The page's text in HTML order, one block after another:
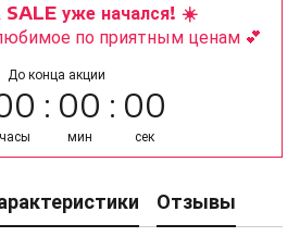
SALE уже начался! ☀️
по приятным ценам 💕
До конца акции
часы
00
мин
00
сек
Отзывы